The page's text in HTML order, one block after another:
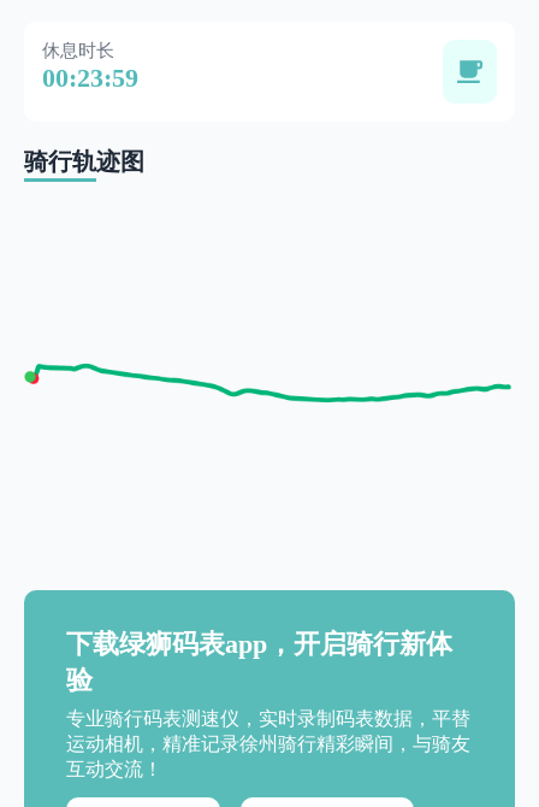
休息时长
00:23:59
骑行轨迹图
下载绿狮码表app，开启骑行新体
验
专业骑行码表测速仪，实时录制码表数据，平替
运动相机，精准记录徐州骑行精彩瞬间，与骑友
互动交流！